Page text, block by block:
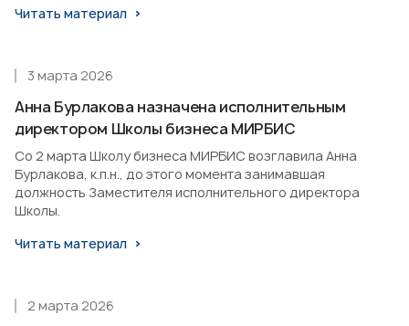
Читать материал
Анна Бурлакова назначена исполнительным
директором Школы бизнеса МИРБИС
3 марта 2026
Со 2 марта Школу бизнеса МИРБИС возглавила Анна
Бурлакова, к.п.н., до этого момента занимавшая
должность Заместителя исполнительного директора
Школы.
Читать материал
2 марта 2026